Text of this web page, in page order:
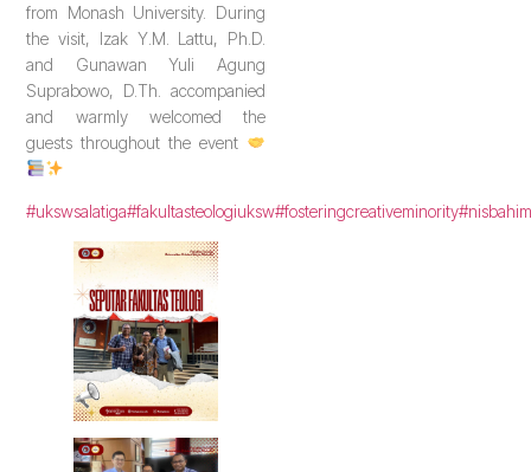
from Monash University. During
the visit, Izak Y.M. Lattu, Ph.D.
and Gunawan Yuli Agung
Suprabowo, D.Th. accompanied
and warmly welcomed the
guests throughout the event
#ukswsalatiga#fakultasteologiuksw#fosteringcreativeminority